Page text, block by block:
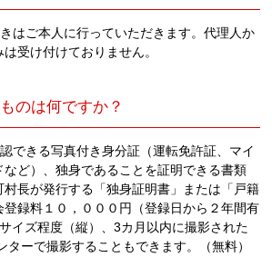
はご本人に行っていただきます。代理人か
受け付けておりません。
のは何ですか？
できる写真付き身分証（運転免許証、マイ
など）、独身であることを証明できる書類
村長が発行する「独身証明書」または「戸籍
登録料１０，０００円（登録日から２年間有
イズ程度（縦）、3カ月以内に撮影された
ーで撮影することもできます。（無料）